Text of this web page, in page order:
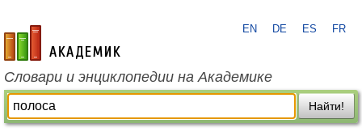
academic.ru
EN DE ES FR
Словари и энциклопедии на Академике
Найти!